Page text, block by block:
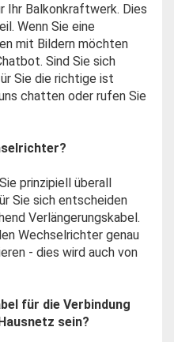
Ihr Balkonkraftwerk. Dies
Wenn Sie eine
mit Bildern möchten
Sind Sie sich
Sie die richtige ist
chatten oder rufen Sie
prinzipiell überall
Sie sich entscheiden
Verlängerungskabel.
Wechselrichter genau
- dies wird auch von
für die Verbindung
sein?